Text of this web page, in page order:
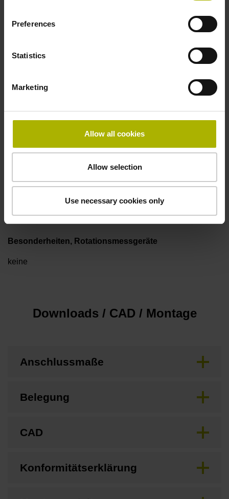
Preferences
Statistics
Marketing
Allow all cookies
Allow selection
Use necessary cookies only
D294999
Kabelausgang axial und radial verwendbar
Kabellänge
Besonderheiten, Rotationsmessgeräte
keine
Downloads / CAD / Montage
Anschlussmaße
Belegung
CAD
Konformitätserklärung